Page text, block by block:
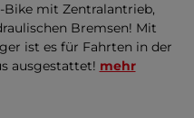
Bike mit Zentralantrieb,
Bremsen! Mit
ist es für Fahrten in der
ausgestattet! mehr